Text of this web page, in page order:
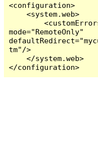
<configuration>
    <system.web>
        <customErrors
mode="RemoteOnly"
tm"/>
    </system.web>
</configuration>